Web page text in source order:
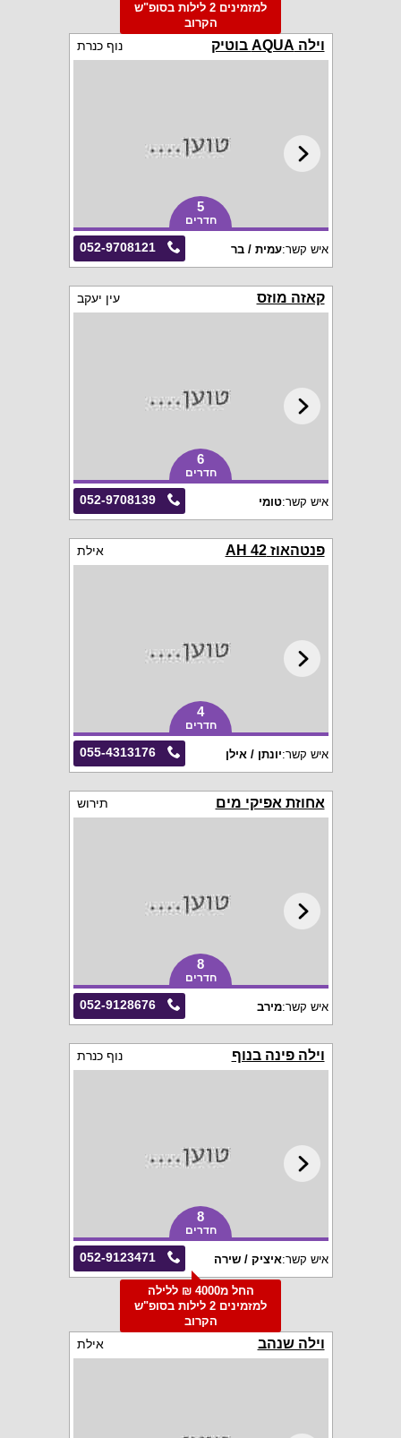
למזמינים 2 לילות בסופ"ש
הקרוב
וילה AQUA בוטיק נוף כנרת
5
חדרים
052-9708121 איש קשר:עמית / בר
קאזה מוזס עין יעקב
6
חדרים
052-9708139 איש קשר:טומי
פנטהאוז AH 42 אילת
4
חדרים
055-4313176 איש קשר:יונתן / אילן
אחוזת אפיקי מים תירוש
8
חדרים
052-9128676 איש קשר:מירב
וילה פינה בנוף נוף כנרת
8
חדרים
052-9123471 איש קשר:איציק / שירה
החל מ4000 ₪ ללילה
למזמינים 2 לילות בסופ"ש
הקרוב
וילה שנהב אילת